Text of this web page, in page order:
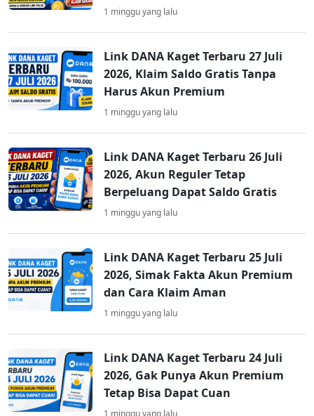
1 minggu yang lalu
Link DANA Kaget Terbaru 27 Juli
2026, Klaim Saldo Gratis Tanpa
Harus Akun Premium
1 minggu yang lalu
Link DANA Kaget Terbaru 26 Juli
2026, Akun Reguler Tetap
Berpeluang Dapat Saldo Gratis
1 minggu yang lalu
Link DANA Kaget Terbaru 25 Juli
2026, Simak Fakta Akun Premium
dan Cara Klaim Aman
1 minggu yang lalu
Link DANA Kaget Terbaru 24 Juli
2026, Gak Punya Akun Premium
Tetap Bisa Dapat Cuan